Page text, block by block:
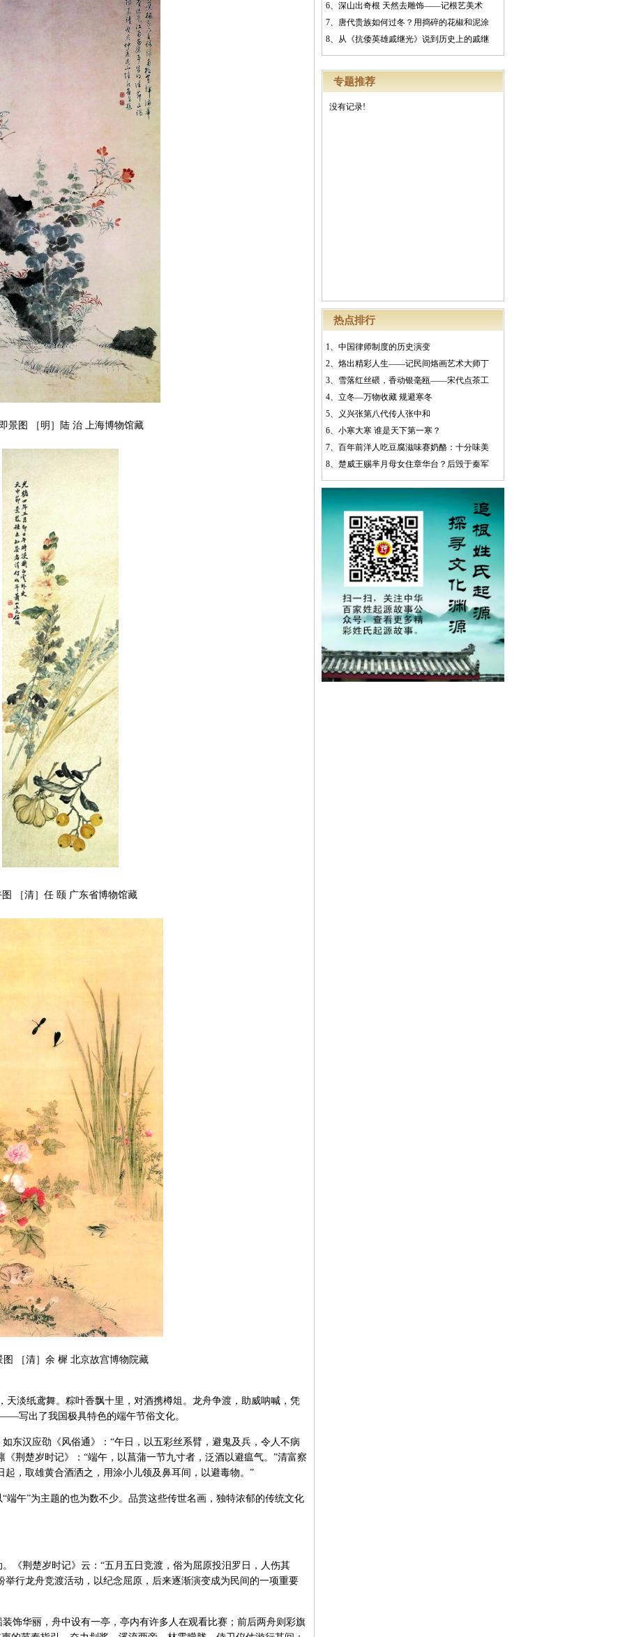
6、 深山出奇根 天然去雕饰——记根艺美术
7、 唐代贵族如何过冬？用捣碎的花椒和泥涂
8、 从《抗倭英雄戚继光》说到历史上的戚继
专题推荐
没有记录!
热点排行
1、 中国律师制度的历史演变
2、 烙出精彩人生——记民间烙画艺术大师丁
3、 雪落红丝碨，香动银毫瓯——宋代点茶工
4、 立冬—万物收藏 规避寒冬
5、
义兴张第八代传人张中和
6、 小寒大寒 谁是天下第一寒？
7、 百年前洋人吃豆腐滋味赛奶酪：十分味美
8、 楚威王赐芈月母女住章华台？后毁于秦军
景图 ［明］陆 治 上海博物馆藏
图 ［清］任 颐 广东省博物馆藏
图 ［清］余 樨 北京故宫博物院藏
淡纸鸢舞。粽叶香飘十里，对酒携樽俎。龙舟争渡，助威呐喊，凭
写出了我国极具特色的端午节俗文化。
汉应劭《风俗通》：“午日，以五彩丝系臂，避鬼及兵，令人不病
荆楚岁时记》：“端午，以菖蒲一节九寸者，泛酒以避瘟气。”清富察
，取雄黄合酒洒之，用涂小儿领及鼻耳间，以避毒物。”
午”为主题的也为数不少。品赏这些传世名画，独特浓郁的传统文化
荆楚岁时记》云：“五月五日竞渡，俗为屈原投汨罗日，人伤其
举行龙舟竞渡活动，以纪念屈原，后来逐渐演变成为民间的一项重要
华丽，舟中设有一亭，亭内有许多人在观看比赛；前后两舟则彩旗